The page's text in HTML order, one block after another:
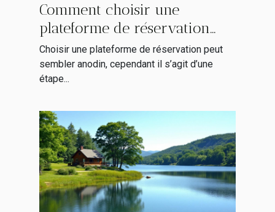
Comment choisir une
plateforme de réservation
sans risques ?
Choisir une plateforme de réservation peut
sembler anodin, cependant il s’agit d’une
étape...